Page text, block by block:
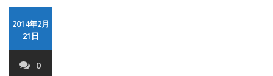
2014年2月
21日
0